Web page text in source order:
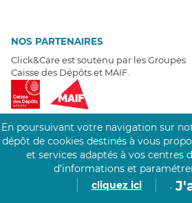
NOS PARTENAIRES
Click&Care est soutenu par les Groupes
Caisse des Dépôts et MAIF.
EXPERTS À VOTRE ÉCOUTE
Un besoin de recrutement ? Click&Care
En poursuivant votre navigation sur
dépôt de cookies destinés à vous
et services adaptés à vos centres
d’informations et
cliquez ici
.